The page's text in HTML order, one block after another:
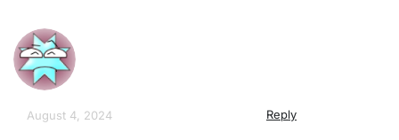
August 4, 2024 Reply